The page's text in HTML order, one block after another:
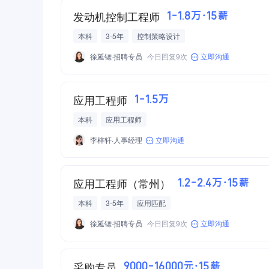
leading Xtra-High Pressure Injection (XPI) fuel
emissions standards, including Euro III, Euro
offers ideal power solution for heavy-duty
etc.
福田康明斯ISF和ISG工厂拥有按照世界领先的
机加线、装配线、试验线、喷漆线和辅装线。
Both ISF and ISG plants of BFCEC have
upfit. The systems are highly automated with
System (COS) has been introduced for plant
Officially founded on Mar 26, 2008, BFCEC
发动机控制工程师 1-1.8万·15薪
本科 3-5年
控制策略设计
徐延锶·招聘专员 今日回复9次 立即沟通
应用工程师 1-1.5万
本科
应用工程师
李梓轩·人事经理
立即沟通
应用工程师（常州） 1.2-2.4万·15薪
本科 3-5年
应用匹配
徐延锶·招聘专员 今日回复9次 立即沟通
9000-16000元·15薪